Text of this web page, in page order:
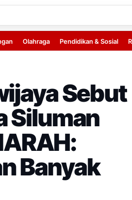
Olahraga Pendidikan & Sosial
Sebut
Siluman
Banyak